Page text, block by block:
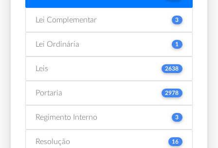
Lei Complementar 3
Lei Ordinária 1
Leis 2638
Portaria 2978
Regimento Interno 3
Resolução 16